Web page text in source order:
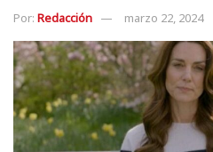
Por: Redacción marzo 22, 2024